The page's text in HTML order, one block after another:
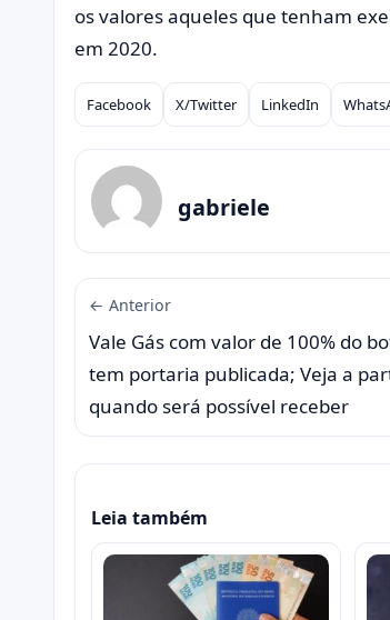
os valores aqueles que tenham
em 2020.
Compartilhar
Facebook X/Twitter LinkedIn
gabriele
← Anterior
Vale Gás com valor de 100% do
tem portaria publicada; Veja a
quando será possível receber
Leia também